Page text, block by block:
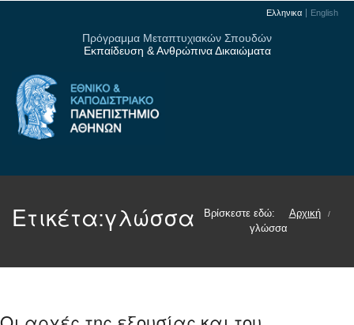
Ελληνικα English
Πρόγραμμα Μεταπτυχιακών Σπουδών
Εκπαίδευση & Ανθρώπινα Δικαιώματα
Ετικέτα:γλώσσα Βρίσκεστε εδώ: Αρχική /
γλώσσα